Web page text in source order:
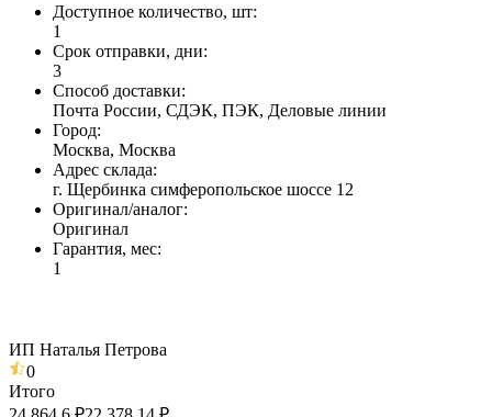
Доступное количество, шт:
1
Срок отправки, дни:
3
Способ доставки:
Почта России, СДЭК, ПЭК, Деловые линии
Город:
Москва, Москва
Адрес склада:
г. Щербинка симферопольское шоссе 12
Оригинал/аналог:
Оригинал
Гарантия, мес:
1
ИП Наталья Петрова
0
Итого